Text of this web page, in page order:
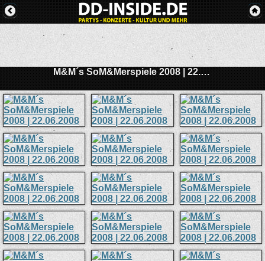
M&M´s SoM&Merspiele 2008 | 22.06.2008